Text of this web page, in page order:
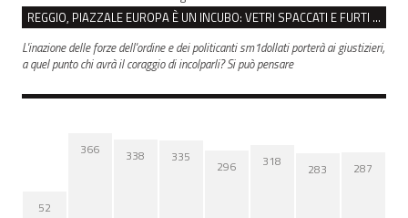
REGGIO, PIAZZALE EUROPA È UN INCUBO: VETRI SPACCATI E FURTI SULLE AUTO IN SOSTA
L'inazione delle forze dell'ordine e dei politicanti sm1dollati porterà ai giustizieri,
a quel punto chi avrà il coraggio di incolparli? Si può pensare
52
366 338 335
296 318 283 287